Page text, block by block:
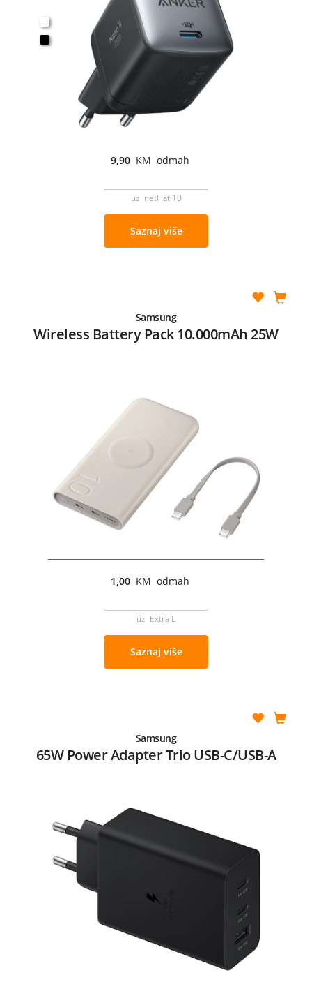
9,90 KM odmah
uz netFlat 10
Saznaj više
Samsung
Wireless Battery Pack 10.000mAh 25W
1,00 KM odmah
uz Extra L
Saznaj više
Samsung
65W Power Adapter Trio USB-C/USB-A